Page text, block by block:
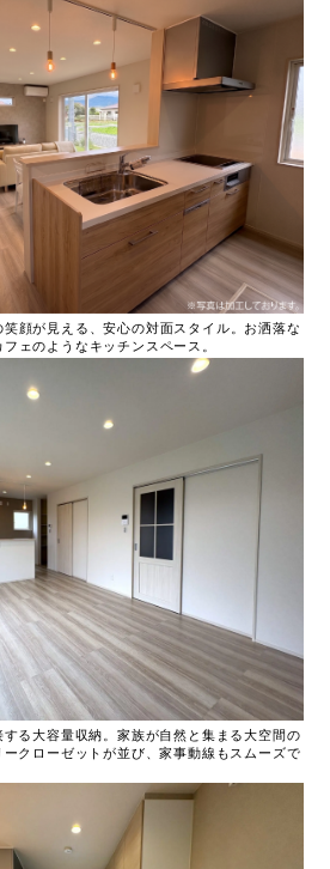
笑顔が見える、安心の対面スタイル。お洒落な
ェのようなキッチンスペース。
する大容量収納。家族が自然と集まる大空間の
クローゼットが並び、家事動線もスムーズで